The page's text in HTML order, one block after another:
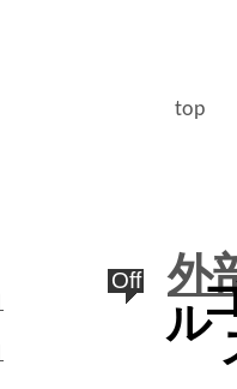
top
Off 外
ル